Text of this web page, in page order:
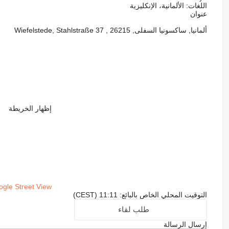
اللغات: الألمانية، الإنكليزية
عنوان
ألمانيا, ساكسونيا السفلى, 26215 , Wiefelstede, Stahlstraße 37
إظهار الخريطة
Street View
التوقيت المحلي الخاص بالبائع: 11:11 (CEST)
طلب لقاء
إرسال الرسالة